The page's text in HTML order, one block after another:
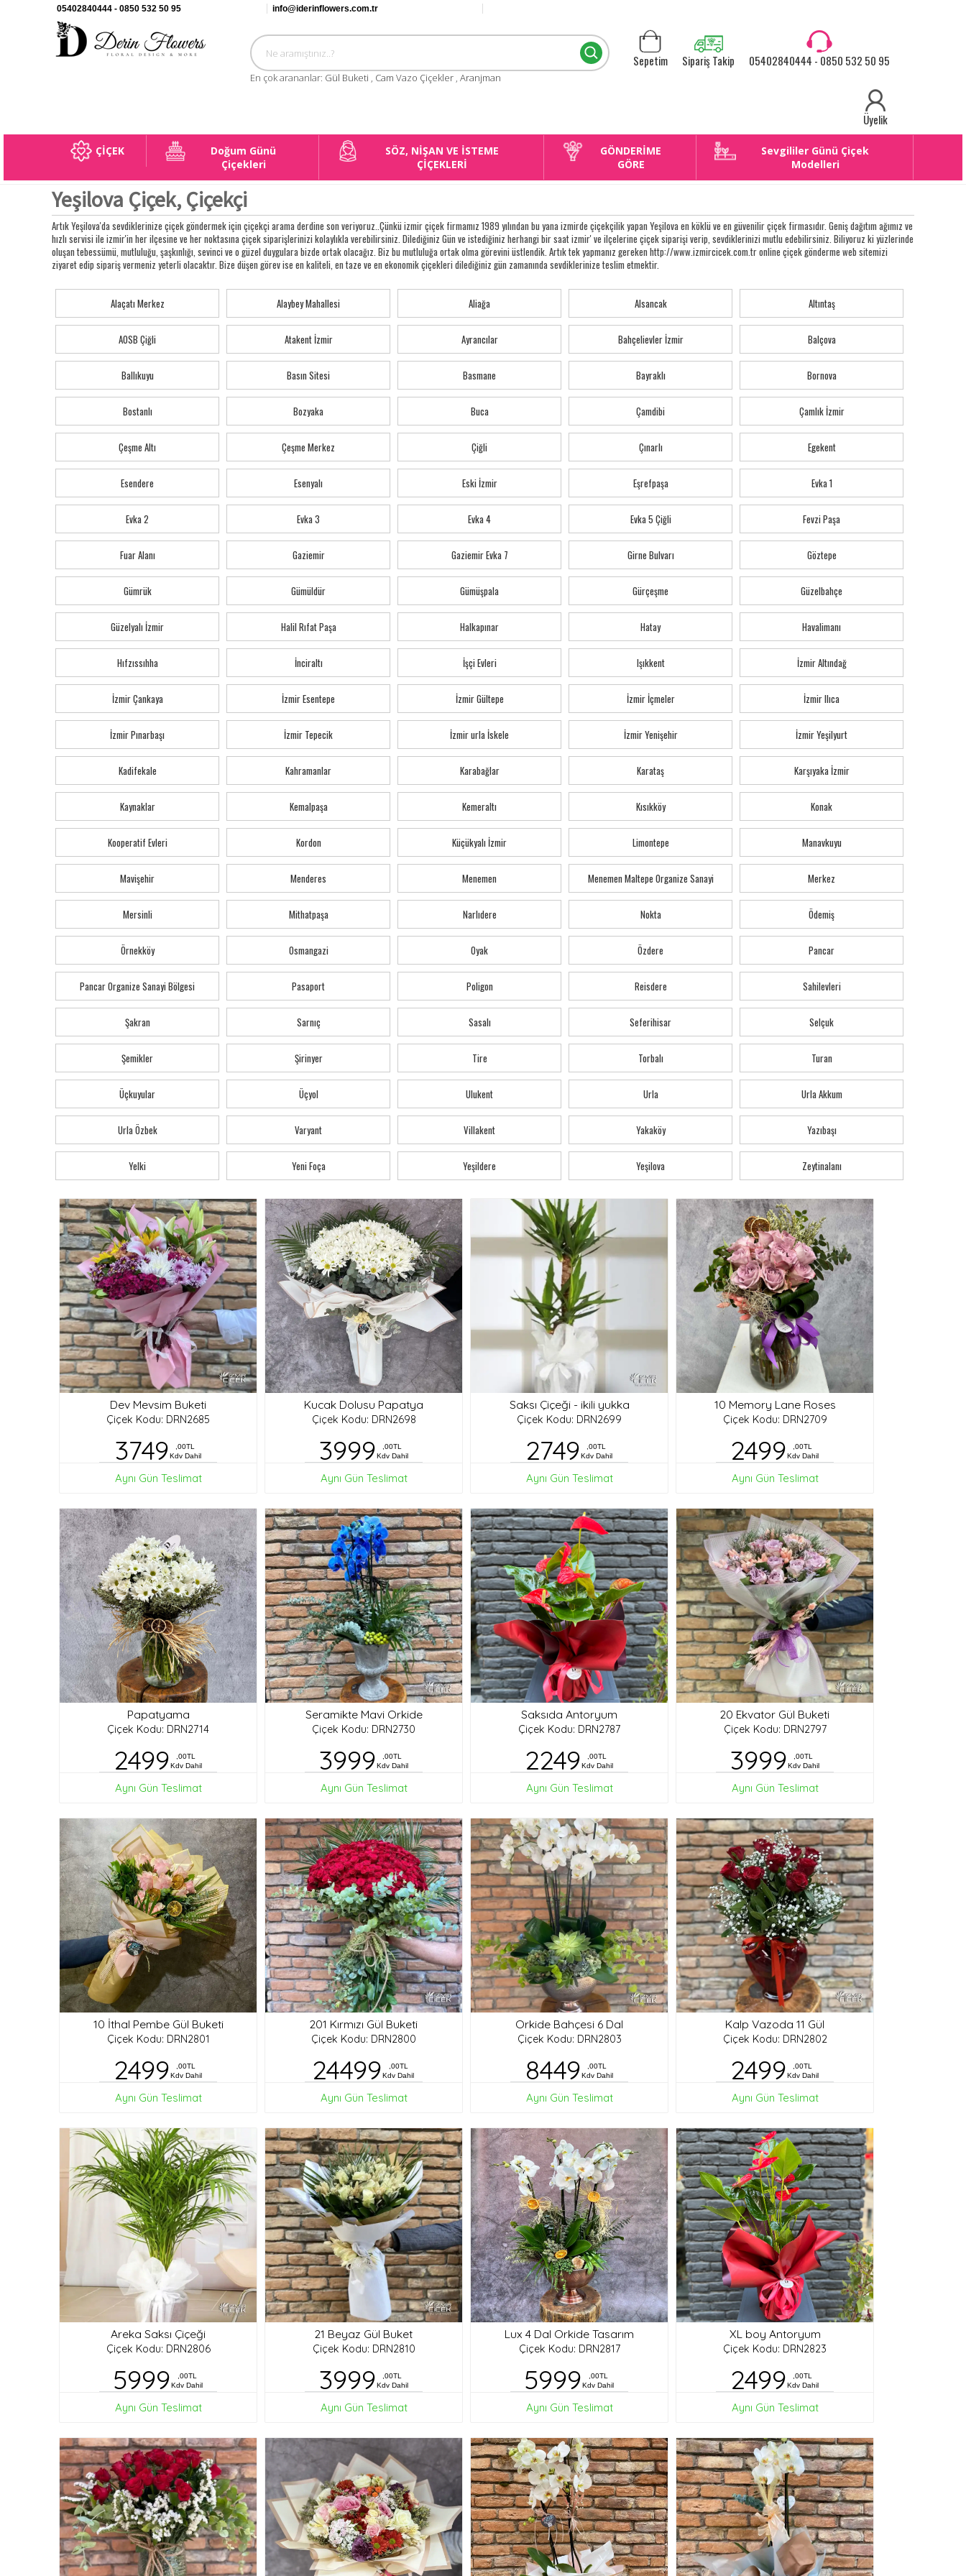
05402840444 - 0850 532 50 95 info@iderinflowers.com.tr
En çok arananlar: Gül Buketi , Cam Vazo Çiçekler , Aranjman
05402840444 - 0850 532 50 95
Sipariş Takip
Sepetim
Üyelik
ÇİÇEK
Doğum Günü
Çiçekleri
SÖZ, NİŞAN VE İSTEME
ÇİÇEKLERİ
GÖNDERİME
GÖRE
Sevgililer Günü Çiçek
Modelleri
Yeşilova Çiçek, Çiçekçi
Artık Yeşilova'da sevdiklerinize çiçek göndermek için çiçekçi arama derdine son veriyoruz..Çünkü izmir çiçek firmamız 1989 yılından bu yana izmirde çiçekçilik yapan Yeşilova en köklü ve en güvenilir çiçek firmasıdır. Geniş dağıtım ağımız ve
hızlı servisi ile izmir'in her ilçesine ve her noktasına çiçek siparişlerinizi kolaylıkla verebilirsiniz. Dilediğiniz Gün ve istediğiniz herhangi bir saat izmir' ve ilçelerine çiçek siparişi verip, sevdiklerinizi mutlu edebilirsiniz. Biliyoruz ki yüzlerinde
oluşan tebessümü, mutluluğu, şaşkınlığı, sevinci ve o güzel duygulara bizde ortak olacağız. Biz bu mutluluğa ortak olma görevini üstlendik. Artık tek yapmanız gereken http://www.izmircicek.com.tr online çiçek gönderme web sitemizi
ziyaret edip sipariş vermeniz yeterli olacaktır. Bize düşen görev ise en kaliteli, en taze ve en ekonomik çiçekleri dilediğiniz gün zamanında sevdiklerinize teslim etmektir.
Alaçatı Merkez Alaybey Mahallesi Aliağa Alsancak Altıntaş
AOSB Çiğli Atakent İzmir Ayrancılar Bahçelievler İzmir Balçova
Ballıkuyu Basın Sitesi Basmane Bayraklı Bornova
Bostanlı Bozyaka Buca Çamdibi Çamlık İzmir
Çeşme Altı Çeşme Merkez Çiğli Çınarlı Egekent
Esendere Esenyalı Eski İzmir Eşrefpaşa Evka 1
Evka 2 Evka 3 Evka 4 Evka 5 Çiğli Fevzi Paşa
Fuar Alanı Gaziemir Gaziemir Evka 7 Girne Bulvarı Göztepe
Gümrük Gümüldür Gümüşpala Gürçeşme Güzelbahçe
Güzelyalı İzmir Halil Rıfat Paşa Halkapınar Hatay Havalimanı
Hıfzıssıhha İnciraltı İşçi Evleri Işıkkent İzmir Altındağ
İzmir Çankaya İzmir Esentepe İzmir Gültepe İzmir İçmeler İzmir Ilıca
İzmir Pınarbaşı İzmir Tepecik İzmir urla İskele İzmir Yenişehir İzmir Yeşilyurt
Kadifekale Kahramanlar Karabağlar Karataş Karşıyaka İzmir
Kaynaklar Kemalpaşa Kemeraltı Kısıkköy Konak
Kooperatif Evleri Kordon Küçükyalı İzmir Limontepe Manavkuyu
Mavişehir Menderes Menemen Menemen Maltepe Organize Sanayi Merkez
Mersinli Mithatpaşa Narlıdere Nokta Ödemiş
Örnekköy Osmangazi Oyak Özdere Pancar
Pancar Organize Sanayi Bölgesi Pasaport Poligon Reisdere Sahilevleri
Şakran Sarnıç Sasalı Seferihisar Selçuk
Şemikler Şirinyer Tire Torbalı Turan
Üçkuyular Üçyol Ulukent Urla Urla Akkum
Urla Özbek Varyant Villakent Yakaköy Yazıbaşı
Yelki Yeni Foça Yeşildere Yeşilova Zeytinalanı
Dev Mevsim Buketi
Çiçek Kodu: DRN2685
3749
,00TL
Kdv Dahil
Aynı Gün Teslimat
Kucak Dolusu Papatya
Çiçek Kodu: DRN2698
3999
,00TL
Kdv Dahil
Aynı Gün Teslimat
Saksı Çiçeği - ikili yukka
Çiçek Kodu: DRN2699
2749
,00TL
Kdv Dahil
Aynı Gün Teslimat
10 Memory Lane Roses
Çiçek Kodu: DRN2709
2499
,00TL
Kdv Dahil
Aynı Gün Teslimat
Papatyama
Çiçek Kodu: DRN2714
2499
,00TL
Kdv Dahil
Aynı Gün Teslimat
Seramikte Mavi Orkide
Çiçek Kodu: DRN2730
3999
,00TL
Kdv Dahil
Aynı Gün Teslimat
Saksıda Antoryum
Çiçek Kodu: DRN2787
2249
,00TL
Kdv Dahil
Aynı Gün Teslimat
20 Ekvator Gül Buketi
Çiçek Kodu: DRN2797
3999
,00TL
Kdv Dahil
Aynı Gün Teslimat
10 İthal Pembe Gül Buketi
Çiçek Kodu: DRN2801
2499
,00TL
Kdv Dahil
Aynı Gün Teslimat
201 Kırmızı Gül Buketi
Çiçek Kodu: DRN2800
24499
,00TL
Kdv Dahil
Aynı Gün Teslimat
Orkide Bahçesi 6 Dal
Çiçek Kodu: DRN2803
8449
,00TL
Kdv Dahil
Aynı Gün Teslimat
Kalp Vazoda 11 Gül
Çiçek Kodu: DRN2802
2499
,00TL
Kdv Dahil
Aynı Gün Teslimat
Areka Saksı Çiçeği
Çiçek Kodu: DRN2806
5999
,00TL
Kdv Dahil
Aynı Gün Teslimat
21 Beyaz Gül Buket
Çiçek Kodu: DRN2810
3999
,00TL
Kdv Dahil
Aynı Gün Teslimat
Lux 4 Dal Orkide Tasarım
Çiçek Kodu: DRN2817
5999
,00TL
Kdv Dahil
Aynı Gün Teslimat
XL boy Antoryum
Çiçek Kodu: DRN2823
2499
,00TL
Kdv Dahil
Aynı Gün Teslimat